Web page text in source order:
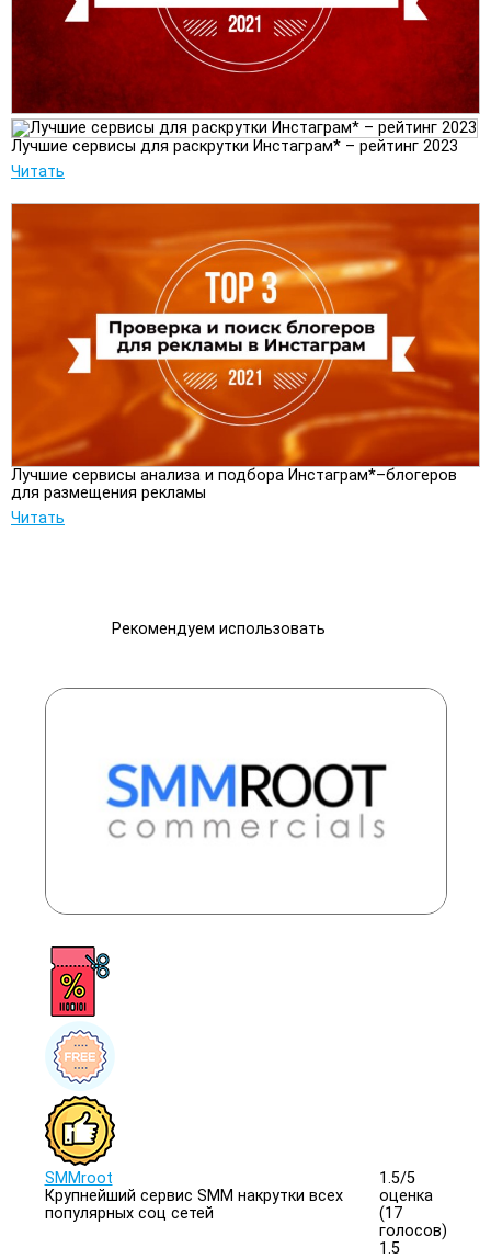
Лучшие сервисы для раскрутки Инстаграм* – рейтинг 2023
Читать
Лучшие сервисы анализа и подбора Инстаграм*–блогеров
для размещения рекламы
Читать
Рекомендуем использовать
SMMroot
Крупнейший сервис SMM накрутки всех
популярных соц сетей
1.5/5
оценка
(17
голосов)
1.5